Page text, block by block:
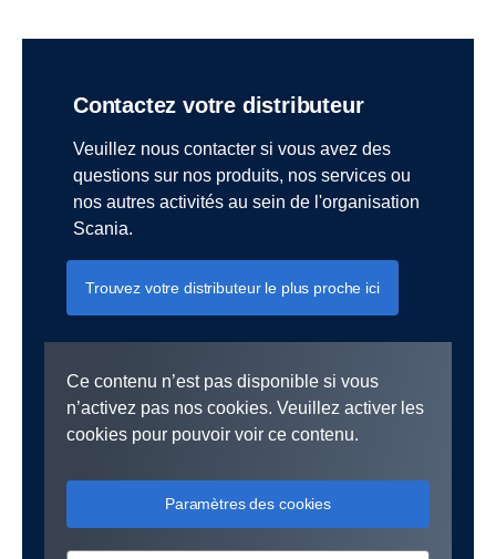
Contactez votre distributeur
Veuillez nous contacter si vous avez des
questions sur nos produits, nos services ou
nos autres activités au sein de l'organisation
Scania.
Trouvez votre distributeur le plus proche ici
Ce contenu n’est pas disponible si vous
n’activez pas nos cookies. Veuillez activer les
cookies pour pouvoir voir ce contenu.
Paramètres des cookies